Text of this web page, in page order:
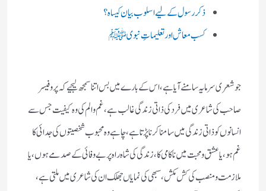
ذکر رسول کے لیے اسلوب بیان کیسا ہ؟
کسب معاش اور تعلیماتِ نبویﷺ
جو شعری سرمایہ سامنے آیا ہے ،اس کے بارے میں بس اتنا سمجھ لیجیے کہ پروفیسر
صاحب کی شاعری میں فرد کی ذاتی زندگی غالب ہے، غم والم کی وہ کیفیت جس سے
انسانوں کو ذاتی زندگی میں سامنا کرنا پڑتا ہے ، چاہے وہ محبوب شخصیتوں کی جدائی کا
غم ہو ، یا عشق ومحبت میں ناکامی کا ، زندگی کی شاہ راہ پر بے وفائی کے صدمے ہوں ، یا
ملازمت ومنصب کی کش مکش ، سبھی کی نمایاں جھلک ان کی شاعری میں ملتی ہے ،